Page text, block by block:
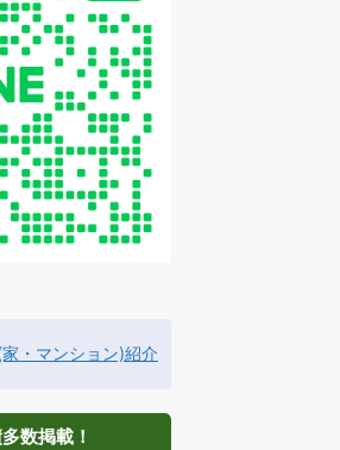
・マンション)紹介
数掲載！